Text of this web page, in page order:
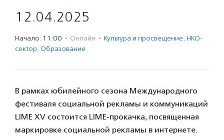
12.04.2025
Начало: 11:00 · Онлайн · Культура и просвещение, НКО-
сектор, Образование
В рамках юбилейного сезона Международного
фестиваля социальной рекламы и коммуникаций
LIME XV состоится LIME-прокачка, посвященная
маркировке социальной рекламы в интернете.